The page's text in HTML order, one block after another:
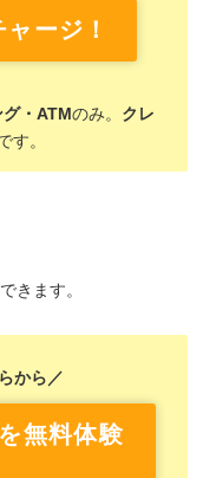
ージ！
・ATMのみ。 クレ
す。
きます。
から／
無料体験